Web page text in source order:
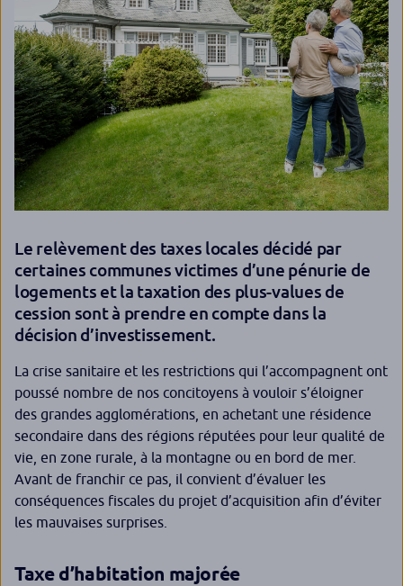
Le relèvement des taxes locales décidé par
certaines communes victimes d’une pénurie de
logements et la taxation des plus-values de
cession sont à prendre en compte dans la
décision d’investissement.
La crise sanitaire et les restrictions qui l’accompagnent ont
poussé nombre de nos concitoyens à vouloir s’éloigner
des grandes agglomérations, en achetant une résidence
secondaire dans des régions réputées pour leur qualité de
vie, en zone rurale, à la montagne ou en bord de mer.
Avant de franchir ce pas, il convient d’évaluer les
conséquences fiscales du projet d’acquisition afin d’éviter
les mauvaises surprises.
Taxe d’habitation majorée